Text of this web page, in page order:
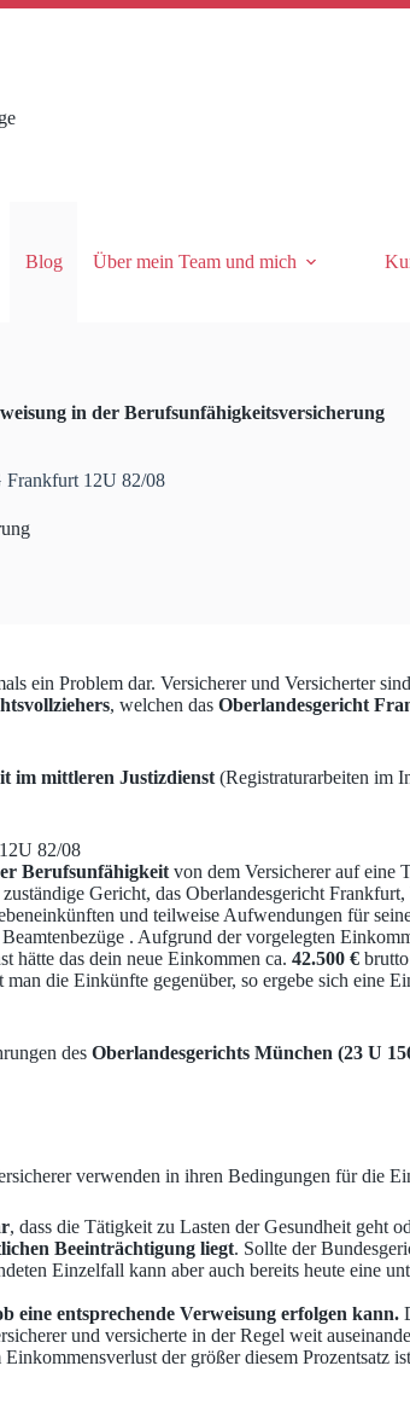
Blog Über mein Team und mich
in der Berufsunfähigkeitsversicherung
Frankfurt 12U 82/08
ein Problem dar. Versicherer und Versicherter
, welchen das Oberlandesgericht
im mittleren Justizdienst (Registraturarbeiten im
82/08
Berufsunfähigkeit von dem Versicherer auf eine
Gericht, das Oberlandesgericht Frankfurt,
und teilweise Aufwendungen für
. Aufgrund der vorgelegten
hätte das dein neue Einkommen ca. 42.500 €
man die Einkünfte gegenüber, so ergebe sich eine
des Oberlandesgerichts München (23 U
verwenden in ihren Bedingungen für die
, dass die Tätigkeit zu Lasten der Gesundheit geht
Beeinträchtigung liegt. Sollte der
Einzelfall kann aber auch bereits heute eine
eine entsprechende Verweisung erfolgen kann.
und versicherte in der Regel weit
Einkommensverlust der größer diesem Prozentsatz